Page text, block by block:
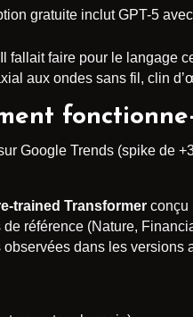
gratuite inclut GPT-5
fallait faire pour le langage
aux ondes sans fil, clin
Google Trends (spike de
trained Transformer conçu
référence (Nature,
dans les